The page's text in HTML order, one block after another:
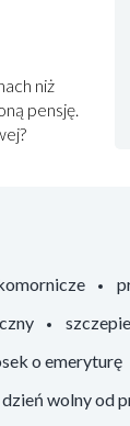
niż
pensję.
o emeryturę
wolny od